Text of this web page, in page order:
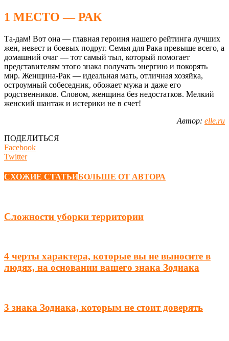
1 МЕСТО — РАК
Та-дам! Вот она — главная героиня нашего рейтинга лучших
жен, невест и боевых подруг. Семья для Рака превыше всего, а
домашний очаг — тот самый тыл, который помогает
представителям этого знака получать энергию и покорять
мир. Женщина-Рак — идеальная мать, отличная хозяйка,
остроумный собеседник, обожает мужа и даже его
родственников. Словом, женщина без недостатков. Мелкий
женский шантаж и истерики не в счет!
Автор: elle.ru
ПОДЕЛИТЬСЯ
Facebook
Twitter
СХОЖИЕ СТАТЬИБОЛЬШЕ ОТ АВТОРА
Сложности уборки территории
4 черты характера, которые вы не выносите в
людях, на основании вашего знака Зодиака
3 знака Зодиака, которым не стоит доверять